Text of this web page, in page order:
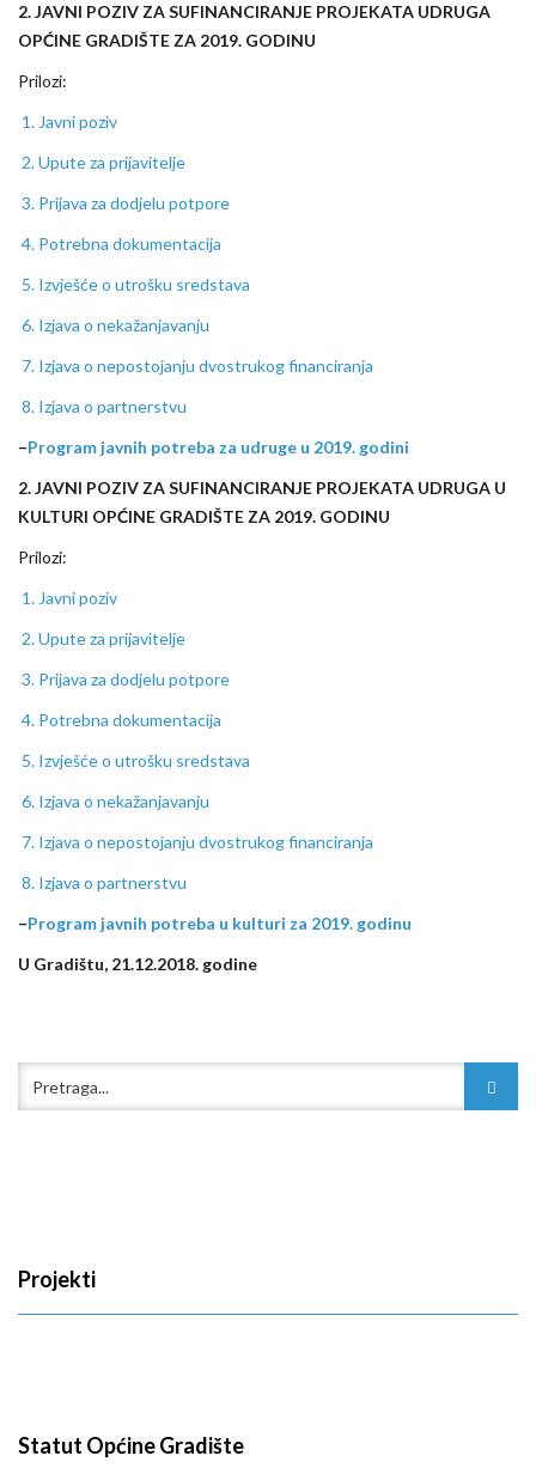
2. JAVNI POZIV ZA SUFINANCIRANJE PROJEKATA UDRUGA
OPĆINE GRADIŠTE ZA 2019. GODINU
Prilozi:
1. Javni poziv
2. Upute za prijavitelje
3. Prijava za dodjelu potpore
4. Potrebna dokumentacija
5. Izvješće o utrošku sredstava
6. Izjava o nekažanjavanju
7. Izjava o nepostojanju dvostrukog financiranja
8. Izjava o partnerstvu
–Program javnih potreba za udruge u 2019. godini
2. JAVNI POZIV ZA SUFINANCIRANJE PROJEKATA UDRUGA U
KULTURI OPĆINE GRADIŠTE ZA 2019. GODINU
Prilozi:
1. Javni poziv
2. Upute za prijavitelje
3. Prijava za dodjelu potpore
4. Potrebna dokumentacija
5. Izvješće o utrošku sredstava
6. Izjava o nekažanjavanju
7. Izjava o nepostojanju dvostrukog financiranja
8. Izjava o partnerstvu
–Program javnih potreba u kulturi za 2019. godinu
U Gradištu, 21.12.2018. godine
Projekti
Statut Općine Gradište